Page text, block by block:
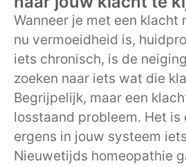
Wanneer je met een klacht
nu vermoeidheid is,
iets chronisch, is de
zoeken naar iets wat die
Begrijpelijk, maar een
losstaand probleem. Het is
ergens in jouw systeem
Nieuwetijds homeopathie